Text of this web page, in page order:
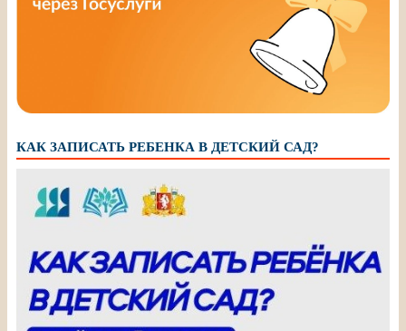
КАК ЗАПИСАТЬ РЕБЕНКА В ДЕТСКИЙ САД?